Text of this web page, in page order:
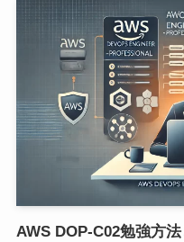
AWS DOP-C02勉強方